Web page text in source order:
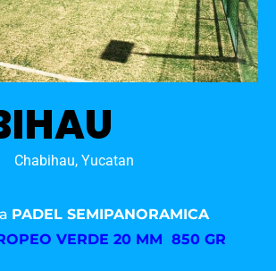
Chabihau, Yucatan
PADEL SEMIPANORAMICA
VERDE 20 MM 850 GR